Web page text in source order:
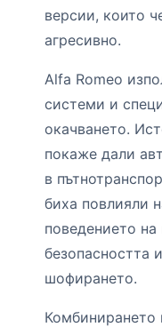
версии, които
агресивно.
Alfa Romeo
системи и
окачването.
покаже дали
в
биха повлияли
поведението
безопасността
шофирането.
Комбинирането